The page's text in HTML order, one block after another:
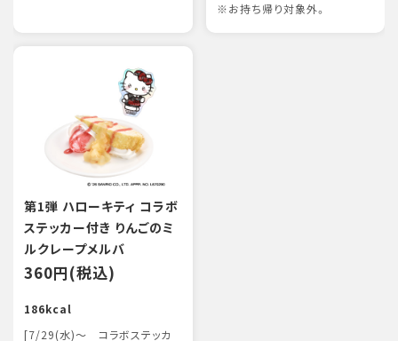
※お持ち帰り対象外。
第1弾 ハローキティ コラボ
ステッカー付き りんごのミ
ルクレープメルバ
360円(税込)
186kcal
[7/29(水)～ コラボステッカ